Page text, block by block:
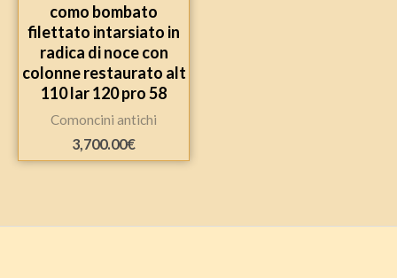
como bombato
filettato intarsiato in
radica di noce con
colonne restaurato alt
110 lar 120 pro 58
Comoncini antichi
3,700.00€